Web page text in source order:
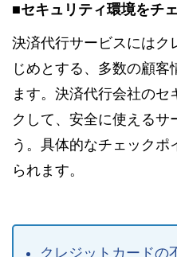
■セキュリティ環境をチ
決済代行サービスにはク
じめとする、多数の顧客
ます。決済代行会社のセ
クして、安全に使えるサ
う。具体的なチェックポ
られます。
クレジットカードの